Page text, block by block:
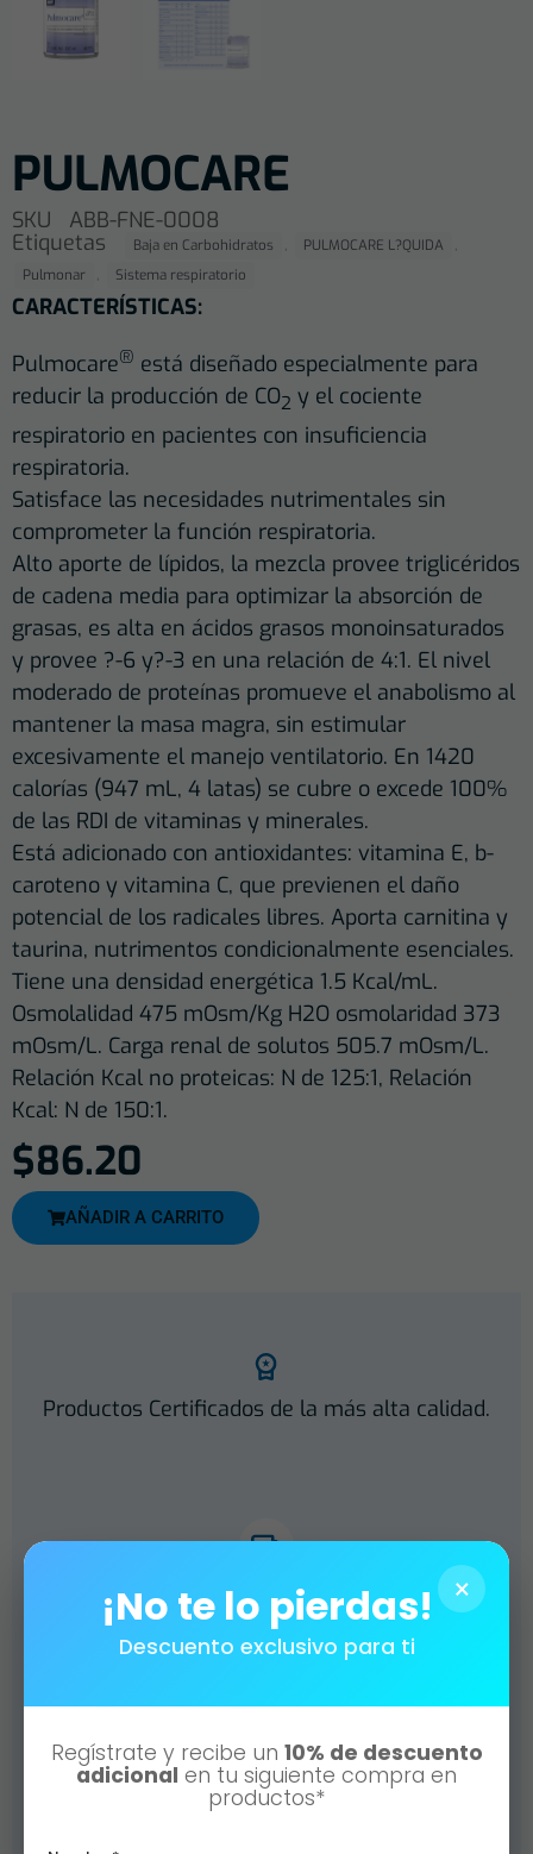
PULMOCARE
SKU ABB-FNE-0008
Etiquetas Baja en Carbohidratos , PULMOCARE L?QUIDA ,
Pulmonar , Sistema respiratorio
CARACTERÍSTICAS:
Pulmocare® está diseñado especialmente para
reducir la producción de CO2 y el cociente
respiratorio en pacientes con insuficiencia
respiratoria.
Satisface las necesidades nutrimentales sin
comprometer la función respiratoria.
Alto aporte de lípidos, la mezcla provee triglicéridos
de cadena media para optimizar la absorción de
grasas, es alta en ácidos grasos monoinsaturados
y provee ?-6 y?-3 en una relación de 4:1. El nivel
moderado de proteínas promueve el anabolismo al
mantener la masa magra, sin estimular
excesivamente el manejo ventilatorio. En 1420
calorías (947 mL, 4 latas) se cubre o excede 100%
de las RDI de vitaminas y minerales.
Está adicionado con antioxidantes: vitamina E, b-
caroteno y vitamina C, que previenen el daño
potencial de los radicales libres. Aporta carnitina y
taurina, nutrimentos condicionalmente esenciales.
Tiene una densidad energética 1.5 Kcal/mL.
Osmolalidad 475 mOsm/Kg H2O osmolaridad 373
mOsm/L. Carga renal de solutos 505.7 mOsm/L.
Relación Kcal no proteicas: N de 125:1, Relación
Kcal: N de 150:1.
$86.20
AÑADIR A CARRITO
Productos Certificados de la más alta calidad.
Envíos a todo México.
Múltiples formas de pago.
×
¡No te lo pierdas!
Descuento exclusivo para ti
Regístrate y recibe un 10% de descuento
adicional en tu siguiente compra en
productos*